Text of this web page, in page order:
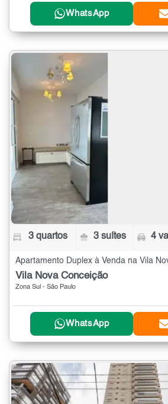
WhatsApp
3 quartos 3 suítes 4
Vila Nova Conceição
Zona Sul - São Paulo
WhatsApp